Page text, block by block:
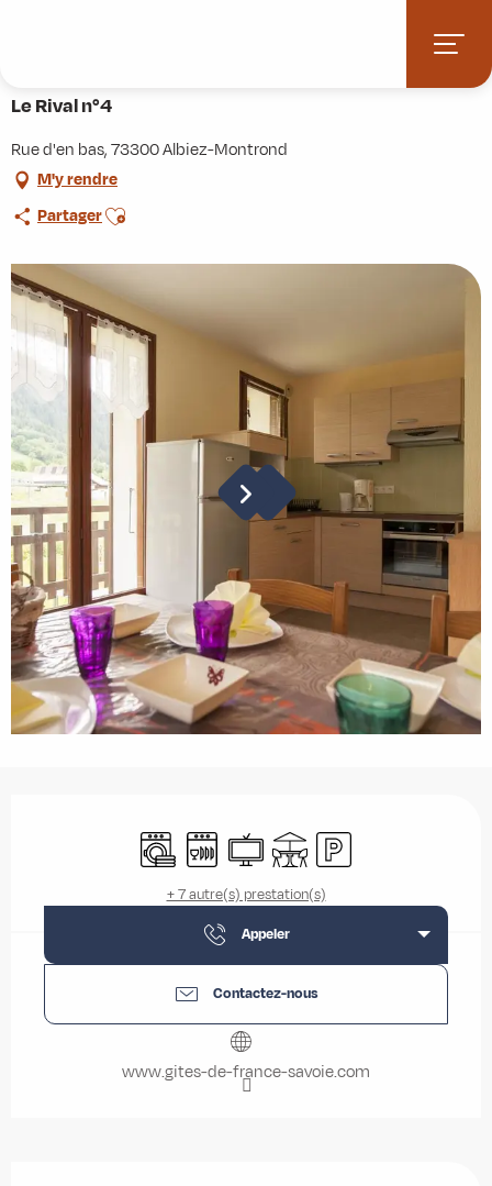
Le Rival n°4
Rue d'en bas, 73300 Albiez-Montrond
M'y rendre
PartagerAjouter aux favoris
Lave lingeLave vaisselle
TélévisionTerrasseParking
+ 7 autre(s) prestation(s)
Appeler
Contactez-nous
www.gites-de-france-savoie.com